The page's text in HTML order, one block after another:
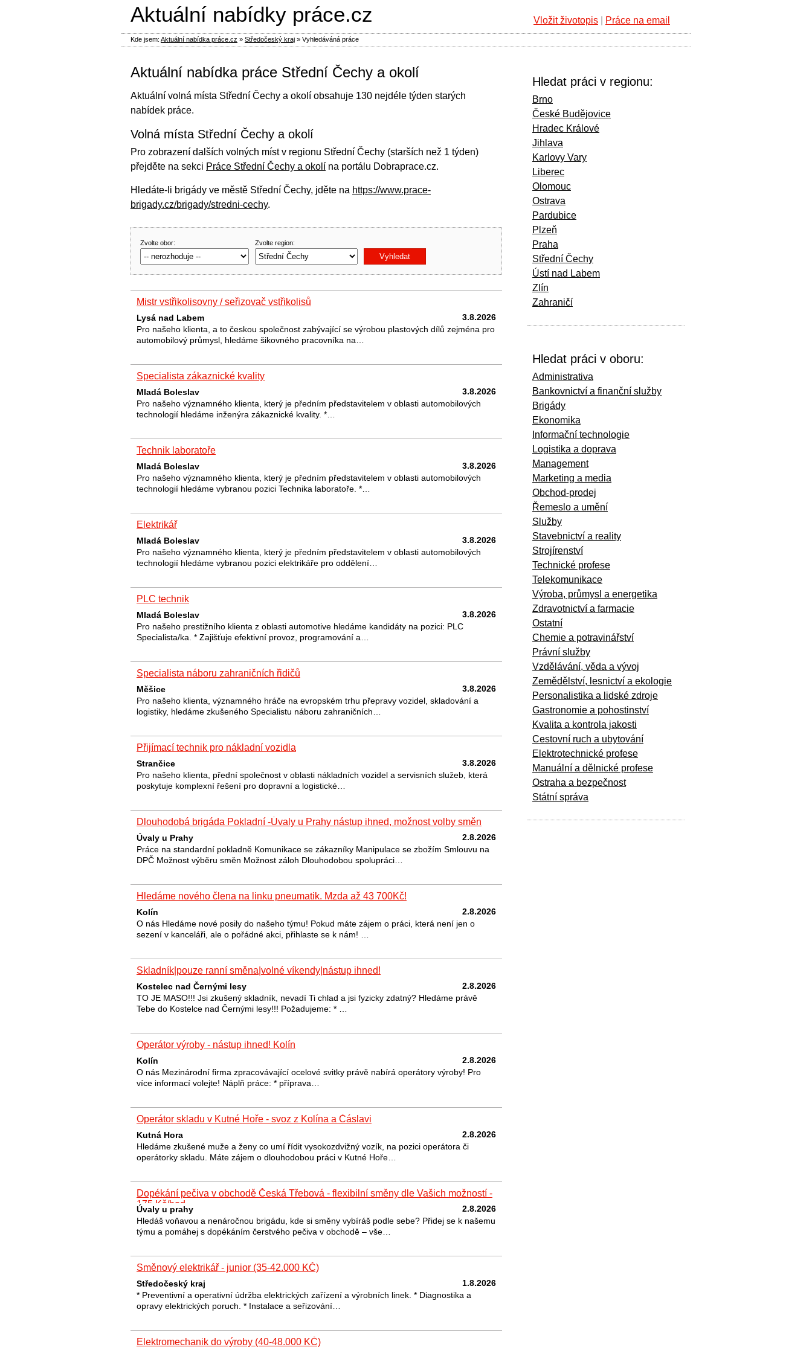
Aktuální nabídka práce Střední Čechy a okolí
Aktuální volná místa Střední Čechy a okolí obsahuje 130 nejdéle týden starých
nabídek práce.
Volná místa Střední Čechy a okolí
Pro zobrazení dalších volných míst v regionu Střední Čechy (starších než 1 týden)
přejděte na sekci Práce Střední Čechy a okolí na portálu Dobraprace.cz.
Hledáte-li brigády ve městě Střední Čechy, jděte na https://www.prace-
brigady.cz/brigady/stredni-cechy.
Zvolte obor: Zvolte region:
Mistr vstřikolisovny / seřizovač vstřikolisů
Lysá nad Labem
3.8.2026
Pro našeho klienta, a to českou společnost zabývající se výrobou plastových dílů zejména pro
automobilový průmysl, hledáme šikovného pracovníka na…
Specialista zákaznické kvality
Mladá Boleslav
3.8.2026
Pro našeho významného klienta, který je předním představitelem v oblasti automobilových
technologií hledáme inženýra zákaznické kvality. *…
Technik laboratoře
Mladá Boleslav
3.8.2026
Pro našeho významného klienta, který je předním představitelem v oblasti automobilových
technologií hledáme vybranou pozici Technika laboratoře. *…
Elektrikář
Mladá Boleslav
3.8.2026
Pro našeho významného klienta, který je předním představitelem v oblasti automobilových
technologií hledáme vybranou pozici elektrikáře pro oddělení…
PLC technik
Mladá Boleslav
3.8.2026
Pro našeho prestižního klienta z oblasti automotive hledáme kandidáty na pozici: PLC
Specialista/ka. * Zajišťuje efektivní provoz, programování a…
Specialista náboru zahraničních řidičů
Měšice
3.8.2026
Pro našeho klienta, významného hráče na evropském trhu přepravy vozidel, skladování a
logistiky, hledáme zkušeného Specialistu náboru zahraničních…
Přijímací technik pro nákladní vozidla
Strančice
3.8.2026
Pro našeho klienta, přední společnost v oblasti nákladních vozidel a servisních služeb, která
poskytuje komplexní řešení pro dopravní a logistické…
Dlouhodobá brigáda Pokladní -Úvaly u Prahy nástup ihned, možnost volby směn
Úvaly u Prahy
2.8.2026
Práce na standardní pokladně Komunikace se zákazníky Manipulace se zbožím Smlouvu na
DPČ Možnost výběru směn Možnost záloh Dlouhodobou spolupráci…
Hledáme nového člena na linku pneumatik. Mzda až 43 700Kč!
Kolín
2.8.2026
O nás Hledáme nové posily do našeho týmu! Pokud máte zájem o práci, která není jen o
sezení v kanceláři, ale o pořádné akci, přihlaste se k nám! …
Skladník|pouze ranní směna|volné víkendy|nástup ihned!
Kostelec nad Černými lesy
2.8.2026
TO JE MASO!!! Jsi zkušený skladník, nevadí Ti chlad a jsi fyzicky zdatný? Hledáme právě
Tebe do Kostelce nad Černými lesy!!! Požadujeme: * …
Operátor výroby - nástup ihned! Kolín
Kolín
2.8.2026
O nás Mezinárodní firma zpracovávající ocelové svitky právě nabírá operátory výroby! Pro
více informací volejte! Náplň práce: * příprava…
Operátor skladu v Kutné Hoře - svoz z Kolína a Čáslavi
Kutná Hora
2.8.2026
Hledáme zkušené muže a ženy co umí řídit vysokozdvižný vozík, na pozici operátora či
operátorky skladu. Máte zájem o dlouhodobou práci v Kutné Hoře…
Dopékání pečiva v obchodě Česká Třebová - flexibilní směny dle Vašich možností -
175 Kč/hod
Úvaly u prahy
2.8.2026
Hledáš voňavou a nenáročnou brigádu, kde si směny vybíráš podle sebe? Přidej se k našemu
týmu a pomáhej s dopékáním čerstvého pečiva v obchodě – vše…
Směnový elektrikář - junior (35-42.000 KČ)
Středočeský kraj
1.8.2026
* Preventivní a operativní údržba elektrických zařízení a výrobních linek. * Diagnostika a
opravy elektrických poruch. * Instalace a seřizování…
Elektromechanik do výroby (40-48.000 KČ)
Hledat práci v regionu:
Brno
České Budějovice
Hradec Králové
Jihlava
Karlovy Vary
Liberec
Olomouc
Ostrava
Pardubice
Plzeň
Praha
Střední Čechy
Ústí nad Labem
Zlín
Zahraničí
Hledat práci v oboru:
Administrativa
Bankovnictví a finanční služby
Brigády
Ekonomika
Informační technologie
Logistika a doprava
Management
Marketing a media
Obchod-prodej
Řemeslo a umění
Služby
Stavebnictví a reality
Strojírenství
Technické profese
Telekomunikace
Výroba, průmysl a energetika
Zdravotnictví a farmacie
Ostatní
Chemie a potravinářství
Právní služby
Vzdělávání, věda a vývoj
Zemědělství, lesnictví a ekologie
Personalistika a lidské zdroje
Gastronomie a pohostinství
Kvalita a kontrola jakosti
Cestovní ruch a ubytování
Elektrotechnické profese
Manuální a dělnické profese
Ostraha a bezpečnost
Státní správa
Aktuální nabídky práce.cz Vložit životopis Práce na email
Kde jsem: Aktuální nabídka práce.cz » Středočeský kraj » Vyhledáváná práce